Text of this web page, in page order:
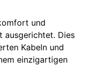
und
ausgerichtet. Dies
Kabeln und
einzigartigen